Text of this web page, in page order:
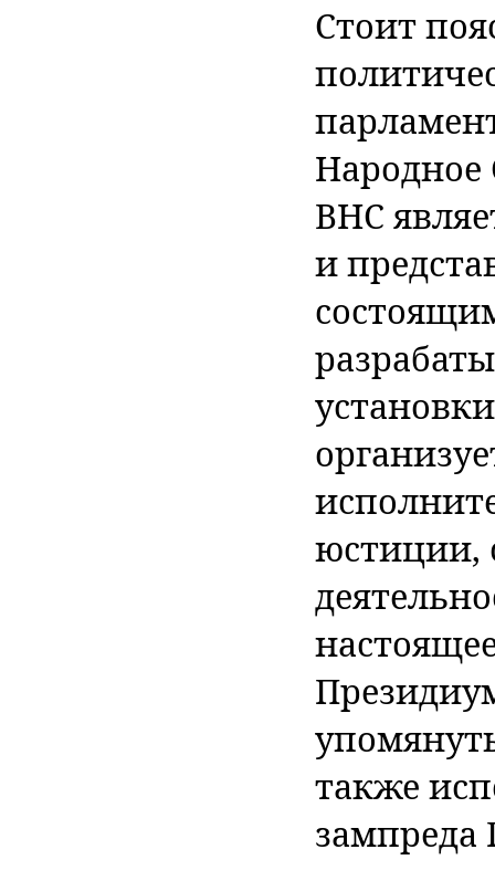
Стоит
Народное
ВНС
и
юстиции,
также
зампреда